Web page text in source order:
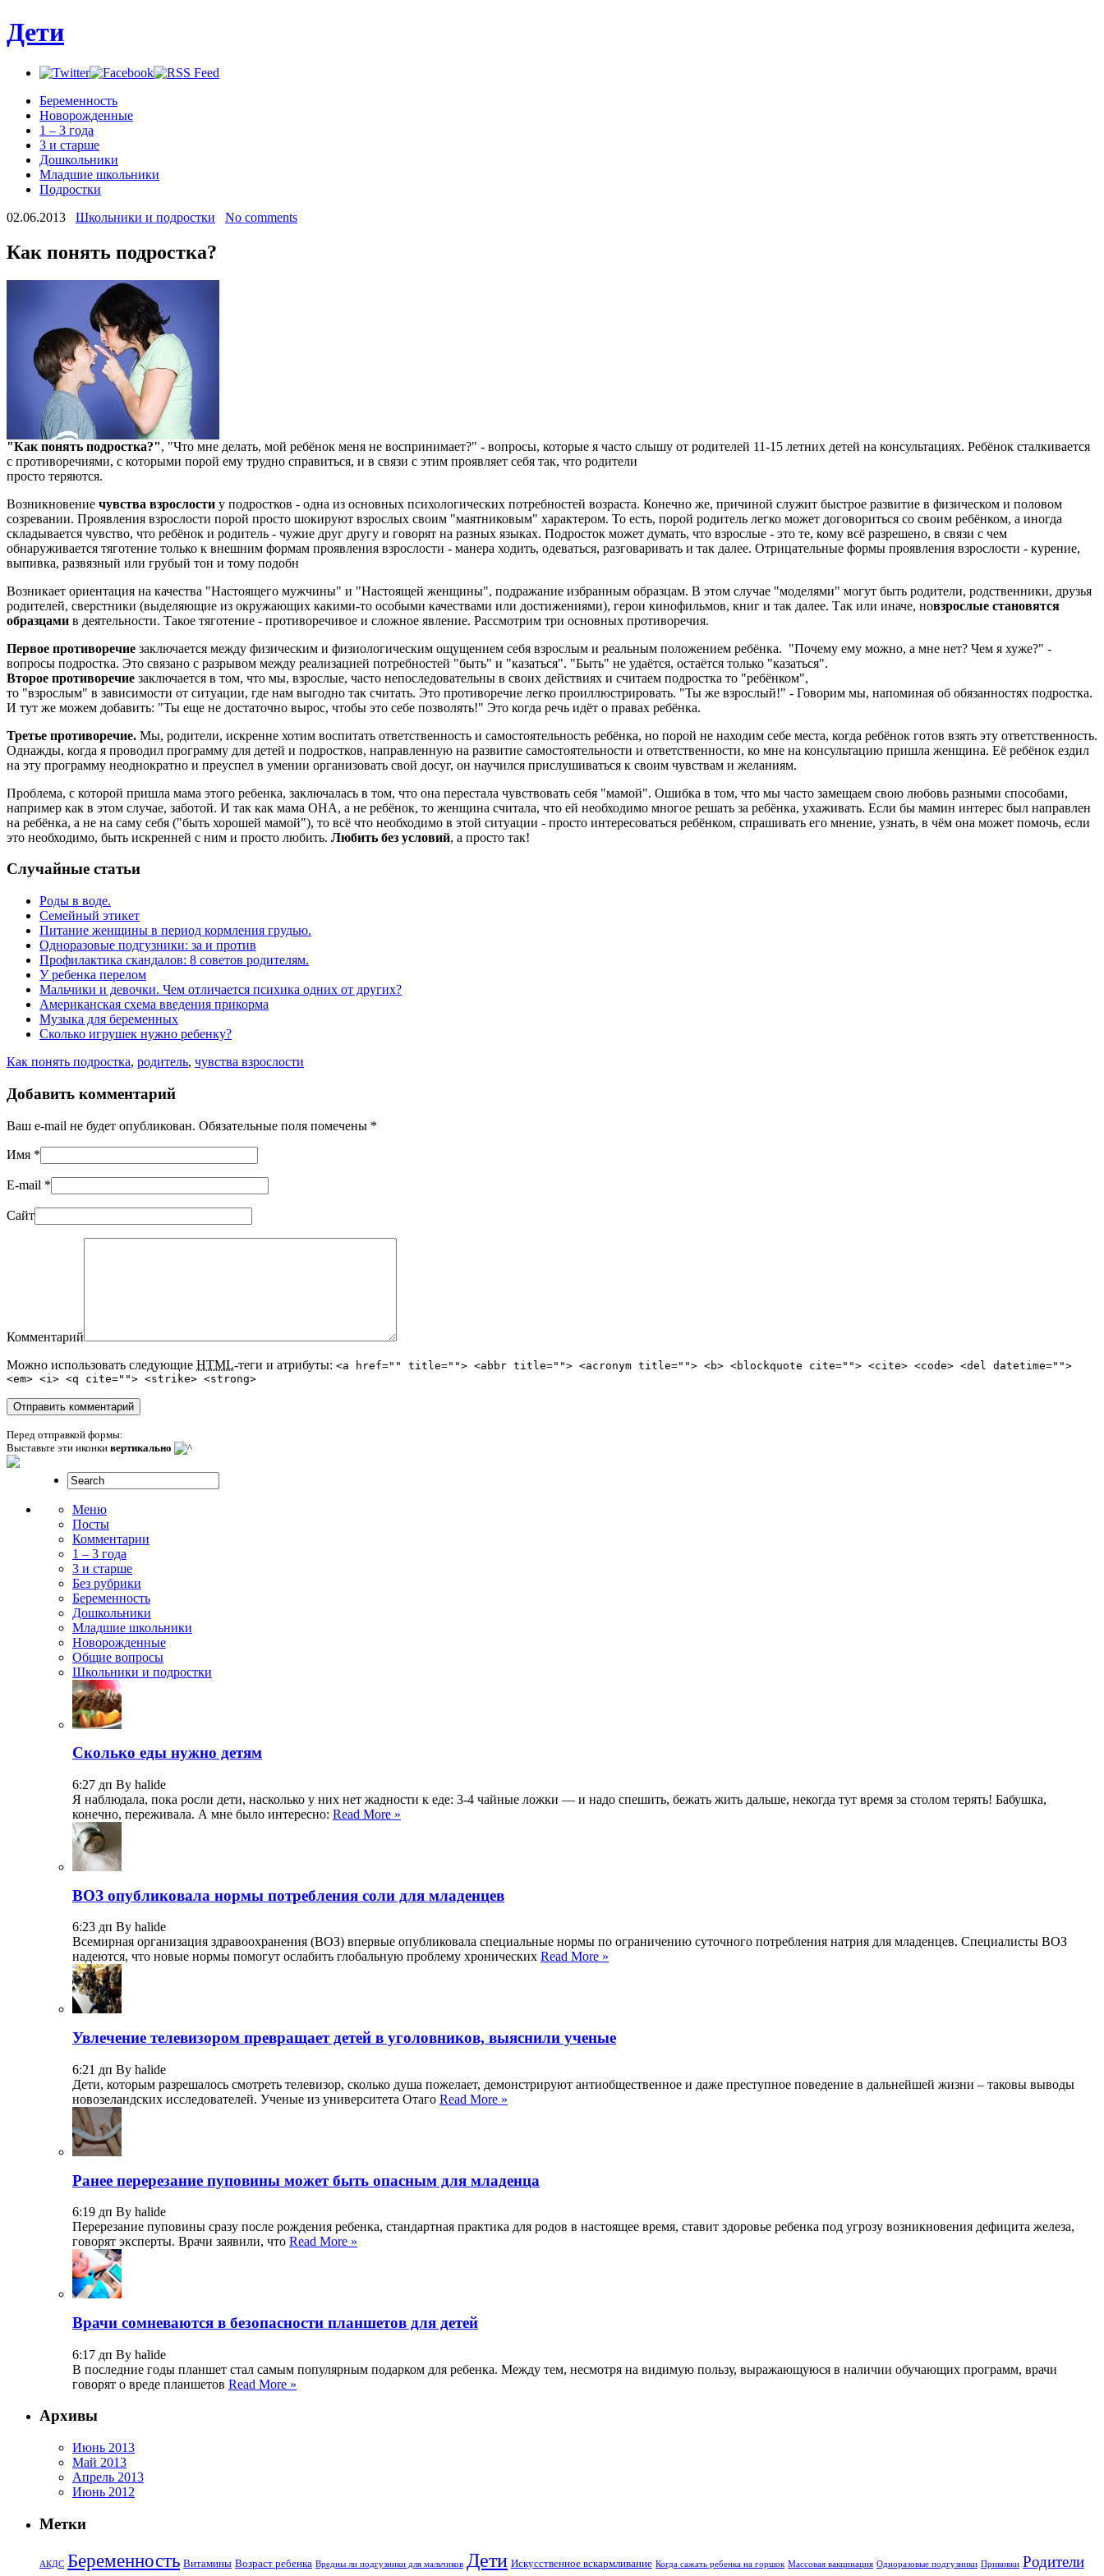
Дети
Беременность
Новорожденные
1 – 3 года
3 и старше
Дошкольники
Младшие школьники
Подростки
02.06.2013
Школьники и подростки No comments
Как понять подростка?
"Как понять подростка?", "Что мне делать, мой ребёнок меня не воспринимает?" - вопросы, которые я часто слышу от родителей 11-15 летних детей на консультациях. Ребёнок сталкивается
с противоречиями, с которыми порой ему трудно справиться, и в связи с этим проявляет себя так, что родители
просто теряются.
Возникновение чувства взрослости у подростков - одна из основных психологических потребностей возраста. Конечно же, причиной служит быстрое развитие в физическом и половом
созревании. Проявления взрослости порой просто шокируют взрослых своим "маятниковым" характером. То есть, порой родитель легко может договориться со своим ребёнком, а иногда
складывается чувство, что ребёнок и родитель - чужие друг другу и говорят на разных языках. Подросток может думать, что взрослые - это те, кому всё разрешено, в связи с чем
обнаруживается тяготение только к внешним формам проявления взрослости - манера ходить, одеваться, разговаривать и так далее. Отрицательные формы проявления взрослости - курение,
выпивка, развязный или грубый тон и тому подобн
Возникает ориентация на качества "Настоящего мужчины" и "Настоящей женщины", подражание избранным образцам. В этом случае "моделями" могут быть родители, родственники, друзья
родителей, сверстники (выделяющие из окружающих какими-то особыми качествами или достижениями), герои кинофильмов, книг и так далее. Так или иначе, новзрослые становятся
образцами в деятельности. Такое тяготение - противоречивое и сложное явление. Рассмотрим три основных противоречия.
Первое противоречие заключается между физическим и физиологическим ощущением себя взрослым и реальным положением ребёнка. "Почему ему можно, а мне нет? Чем я хуже?" -
вопросы подростка. Это связано с разрывом между реализацией потребностей "быть" и "казаться". "Быть" не удаётся, остаётся только "казаться".
Второе противоречие заключается в том, что мы, взрослые, часто непоследовательны в своих действиях и считаем подростка то "ребёнком",
то "взрослым" в зависимости от ситуации, где нам выгодно так считать. Это противоречие легко проиллюстрировать. "Ты же взрослый!" - Говорим мы, напоминая об обязанностях подростка.
И тут же можем добавить: "Ты еще не достаточно вырос, чтобы это себе позволять!" Это когда речь идёт о правах ребёнка.
Третье противоречие. Мы, родители, искренне хотим воспитать ответственность и самостоятельность ребёнка, но порой не находим себе места, когда ребёнок готов взять эту ответственность.
Однажды, когда я проводил программу для детей и подростков, направленную на развитие самостоятельности и ответственности, ко мне на консультацию пришла женщина. Её ребёнок ездил
на эту программу неоднократно и преуспел в умении организовать свой досуг, он научился прислушиваться к своим чувствам и желаниям.
Проблема, с которой пришла мама этого ребенка, заключалась в том, что она перестала чувствовать себя "мамой". Ошибка в том, что мы часто замещаем свою любовь разными способами,
например как в этом случае, заботой. И так как мама ОНА, а не ребёнок, то женщина считала, что ей необходимо многое решать за ребёнка, ухаживать. Если бы мамин интерес был направлен
на ребёнка, а не на саму себя ("быть хорошей мамой"), то всё что необходимо в этой ситуации - просто интересоваться ребёнком, спрашивать его мнение, узнать, в чём она может помочь, если
это необходимо, быть искренней с ним и просто любить. Любить без условий, а просто так!
Случайные статьи
Роды в воде.
Семейный этикет
Питание женщины в период кормления грудью.
Одноразовые подгузники: за и против
Профилактика скандалов: 8 советов родителям.
У ребенка перелом
Мальчики и девочки. Чем отличается психика одних от других?
Американская схема введения прикорма
Музыка для беременных
Сколько игрушек нужно ребенку?
Как понять подростка, родитель, чувства взрослости
Добавить комментарий
Ваш e-mail не будет опубликован. Обязательные поля помечены *
Имя *
E-mail *
Сайт
Комментарий
Можно использовать следующие HTML-теги и атрибуты: <a href="" title=""> <abbr title=""> <acronym title=""> <b> <blockquote cite=""> <cite> <code> <del datetime="">
<em> <i> <q cite=""> <strike> <strong>
Перед отправкой формы:
Выставьте эти иконки вертикально
Меню
Посты
Комментарии
1 – 3 года
3 и старше
Без рубрики
Беременность
Дошкольники
Младшие школьники
Новорожденные
Общие вопросы
Школьники и подростки
Сколько еды нужно детям
6:27 дп By halide
Я наблюдала, пока росли дети, насколько у них нет жадности к еде: 3-4 чайные ложки — и надо спешить, бежать жить дальше, некогда тут время за столом терять! Бабушка,
конечно, переживала. А мне было интересно: Read More »
ВОЗ опубликовала нормы потребления соли для младенцев
6:23 дп By halide
Всемирная организация здравоохранения (ВОЗ) впервые опубликовала специальные нормы по ограничению суточного потребления натрия для младенцев. Специалисты ВОЗ
надеются, что новые нормы помогут ослабить глобальную проблему хронических Read More »
Увлечение телевизором превращает детей в уголовников, выяснили ученые
6:21 дп By halide
Дети, которым разрешалось смотреть телевизор, сколько душа пожелает, демонстрируют антиобщественное и даже преступное поведение в дальнейшей жизни – таковы выводы
новозеландских исследователей. Ученые из университета Отаго Read More »
Ранее перерезание пуповины может быть опасным для младенца
6:19 дп By halide
Перерезание пуповины сразу после рождения ребенка, стандартная практика для родов в настоящее время, ставит здоровье ребенка под угрозу возникновения дефицита железа,
говорят эксперты. Врачи заявили, что Read More »
Врачи сомневаются в безопасности планшетов для детей
6:17 дп By halide
В последние годы планшет стал самым популярным подарком для ребенка. Между тем, несмотря на видимую пользу, выражающуюся в наличии обучающих программ, врачи
говорят о вреде планшетов Read More »
Архивы
Июнь 2013
Май 2013
Апрель 2013
Июнь 2012
Метки
АКДС Беременность Витамины Возраст ребенка Вредны ли подгузники для мальчиков Дети Искусственное вскармливание Когда сажать ребенка на горшок Массовая вакцинация Одноразовые подгузники Прививки Родители